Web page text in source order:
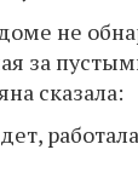
не
за
сказала: